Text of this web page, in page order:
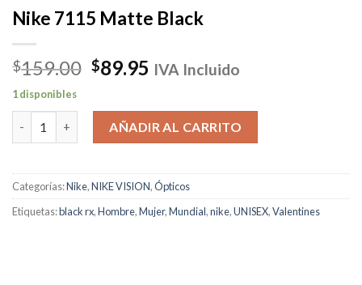
Nike 7115 Matte Black
$159.00 El
original
era:
$159.00.
$89.95 El
actual
es:
$89.95.
IVA Incluido
1 disponibles
Nike 7115 Matte Black cantidad
AÑADIR AL CARRITO
Categorías:Nike,NIKE VISION,Ópticos
Etiquetas:black rx,Hombre,Mujer,Mundial,nike,UNISEX,Valentines